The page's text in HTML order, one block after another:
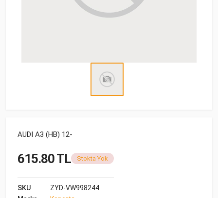
AUDI A3 (HB) 12-
615.80 TL Stokta Yok
SKU
ZYD-VW998244